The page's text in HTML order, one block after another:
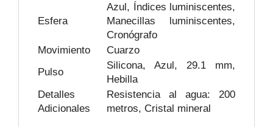
Esfera
Azul, Índices luminiscentes,
Manecillas luminiscentes,
Cronógrafo
Movimiento
Cuarzo
Pulso
Silicona, Azul, 29.1 mm,
Hebilla
Detalles
Adicionales
Resistencia al agua: 200
metros, Cristal mineral